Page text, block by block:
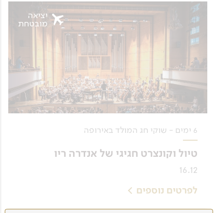
6 ימים - שוקי חג המולד באירופה
טיול וקונצרט חגיגי של אנדרה ריו
16.12
לפרטים נוספים
יציאה
מובטחת